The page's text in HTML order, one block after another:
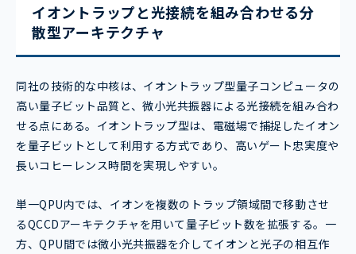
イオントラップと光接続を組み合わせる分
散型アーキテクチャ
同社の技術的な中核は、イオントラップ型量子コンピュータの
高い量子ビット品質と、微小光共振器による光接続を組み合わ
せる点にある。イオントラップ型は、電磁場で捕捉したイオン
を量子ビットとして利用する方式であり、高いゲート忠実度や
長いコヒーレンス時間を実現しやすい。
単一QPU内では、イオンを複数のトラップ領域間で移動させ
るQCCDアーキテクチャを用いて量子ビット数を拡張する。一
方、QPU間では微小光共振器を介してイオンと光子の相互作